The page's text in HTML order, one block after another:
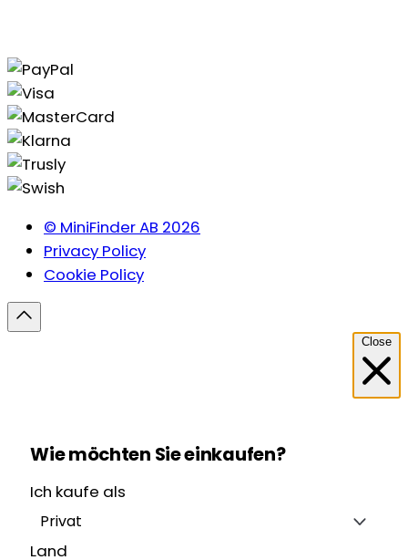
© MiniFinder AB 2026
Privacy Policy
Cookie Policy
Close
Wie möchten Sie einkaufen?
Ich kaufe als
Privat
Land